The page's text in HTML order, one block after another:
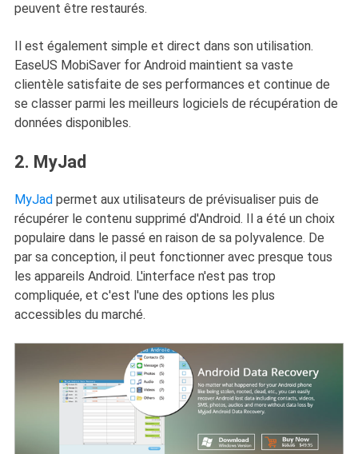
peuvent être restaurés.
Il est également simple et direct dans son utilisation.
EaseUS MobiSaver for Android maintient sa vaste
clientèle satisfaite de ses performances et continue de
se classer parmi les meilleurs logiciels de récupération de
données disponibles.
2. MyJad
MyJad permet aux utilisateurs de prévisualiser puis de
récupérer le contenu supprimé d'Android. Il a été un choix
populaire dans le passé en raison de sa polyvalence. De
par sa conception, il peut fonctionner avec presque tous
les appareils Android. L'interface n'est pas trop
compliquée, et c'est l'une des options les plus
accessibles du marché.